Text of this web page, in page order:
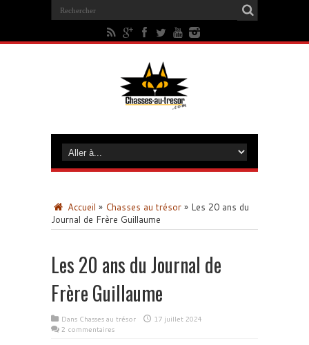
Accueil » Chasses au trésor » Les 20 ans du
Journal de Frère Guillaume
Les 20 ans du Journal de
Frère Guillaume
Dans Chasses au trésor
17 juillet 2024
2 commentaires